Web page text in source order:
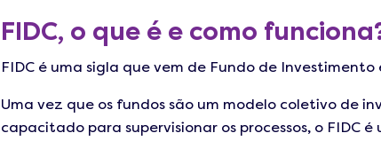
FIDC, o que é e como
FIDC é uma sigla que vem de Fundo de Investimento
Uma vez que os fundos são um modelo coletivo de
capacitado para supervisionar os processos, o FIDC